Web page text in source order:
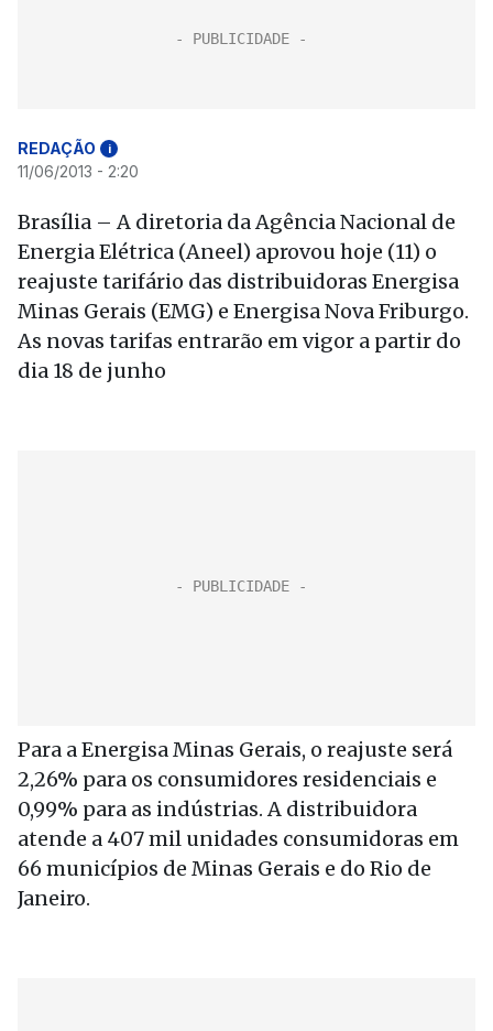
REDAÇÃO i
11/06/2013 - 2:20
Brasília – A diretoria da Agência Nacional de
Energia Elétrica (Aneel) aprovou hoje (11) o
reajuste tarifário das distribuidoras Energisa
Minas Gerais (EMG) e Energisa Nova Friburgo.
As novas tarifas entrarão em vigor a partir do
dia 18 de junho
Para a Energisa Minas Gerais, o reajuste será
2,26% para os consumidores residenciais e
0,99% para as indústrias. A distribuidora
atende a 407 mil unidades consumidoras em
66 municípios de Minas Gerais e do Rio de
Janeiro.